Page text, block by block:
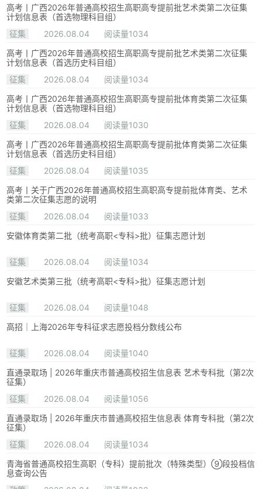
高考丨广西2026年普通高校招生高职高专提前批艺术类第二次征集
计划信息表（首选物理科目组）
征集
2026.08.04
阅读量1034
高考丨广西2026年普通高校招生高职高专提前批艺术类第二次征集
计划信息表（首选历史科目组）
征集
2026.08.04
阅读量1034
高考丨广西2026年普通高校招生高职高专提前批体育类第二次征集
计划信息表（首选物理科目组）
征集
2026.08.04
阅读量1030
高考丨广西2026年普通高校招生高职高专提前批体育类第二次征集
计划信息表（首选历史科目组）
征集
2026.08.04
阅读量1035
高考丨关于广西2026年普通高校招生高职高专提前批体育类、艺术
类第二次征集志愿的说明
征集
2026.08.04
阅读量1033
安徽体育类第二批（统考高职<专科>批）征集志愿计划
征集 2026.08.04
阅读量1034
安徽艺术类第三批（统考高职<专科>批）征集志愿计划
征集 2026.08.04
阅读量1048
高招｜上海2026年专科征求志愿投档分数线公布
征集 2026.08.04
阅读量1040
直通录取场 | 2026年重庆市普通高校招生信息表 艺术专科批（第2次
征集）
征集
2026.08.04
阅读量1056
直通录取场 | 2026年重庆市普通高校招生信息表 体育专科批（第2次
征集）
征集
2026.08.04
阅读量1034
青海省普通高校招生高职（专科）提前批次（特殊类型）⑨段投档信
息查询公告